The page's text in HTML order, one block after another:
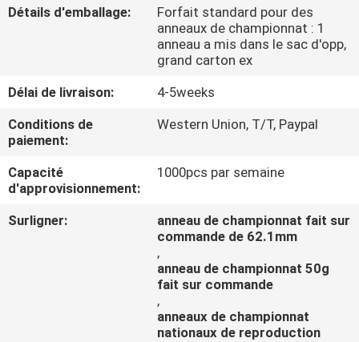
CONTRÔLE
CONTACTEZ-
NOUS
NOUVELLES
Détails d'emballage:
Forfait standard pour des
anneaux de championnat : 1
anneau a mis dans le sac d'opp,
grand carton ex
Délai de livraison:
4-5weeks
Conditions de
paiement:
Western Union, T/T, Paypal
Capacité
d'approvisionnement:
1000pcs par semaine
Surligner:
anneau de championnat fait sur
commande de 62.1mm
,
anneau de championnat 50g
fait sur commande
,
anneaux de championnat
nationaux de reproduction